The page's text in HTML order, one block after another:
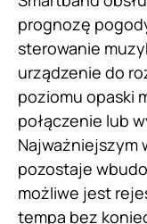
prognozę
sterowanie
urządzenie do
poziomu opaski
połączenie lub
Najważniejszym
pozostaje
możliwe jest
tempa bez